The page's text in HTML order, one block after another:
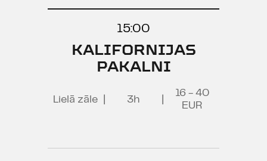
15:00
KALIFORNIJAS
PAKALNI
Lielā zāle 3h
16 - 40
EUR